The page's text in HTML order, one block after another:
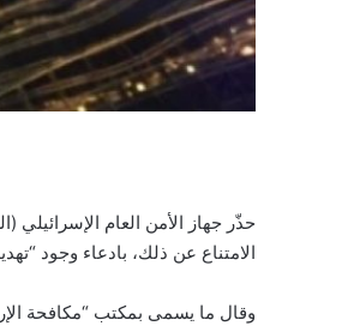
حذّر جهاز الأمن العام الإسرائيلي
الامتناع عن ذلك، بادعاء وجود
وقال ما يسمى بمكتب “مكافحة